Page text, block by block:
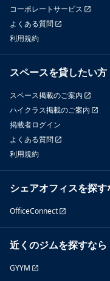
コーポレートサービス
よくある質問
利用規約
スペースを貸したい方
スペース掲載のご案内
ハイクラス掲載のご案内
掲載者ログイン
よくある質問
利用規約
シェアオフィスを探す
OfficeConnect
近くのジムを探すなら
GYYM